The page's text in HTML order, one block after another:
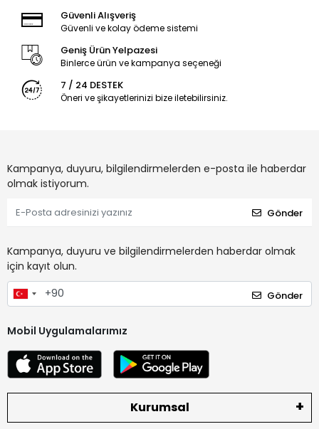
Güvenli Alışveriş
Güvenli ve kolay ödeme sistemi
Geniş Ürün Yelpazesi
Binlerce ürün ve kampanya seçeneği
7 / 24 DESTEK
Öneri ve şikayetlerinizi bize iletebilirsiniz.
Kampanya, duyuru, bilgilendirmelerden e-posta ile haberdar
olmak istiyorum.
Gönder
Kampanya, duyuru ve bilgilendirmelerden haberdar olmak
için kayıt olun.
Gönder
Mobil Uygulamalarımız
Kurumsal